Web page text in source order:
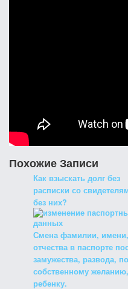
Похожие Записи
Как взыскать долг без
расписки со
без них?
Смена фамилии, имени,
отчества в паспорте
замужества, развода, по
собственному желанию,
ребенку.